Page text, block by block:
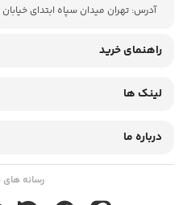
پروتز مو چیست؟ استفاده از پروتز
بدانید. روش های زیادی برای مودار
استفاده از کلاه گیس های مختلف تا
است که مزایای زیادی برای آن قائل
است و نه موقتی، پس جالب است
پروتز مو چیست؟ ترمیم مو با
آدرس: تهران میدان سپاه ابتدای خیابان
راهنمای خرید
لینک ها
درباره ما
رسانه های